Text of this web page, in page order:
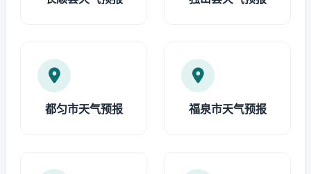
都匀市天气预报 福泉市天气预报